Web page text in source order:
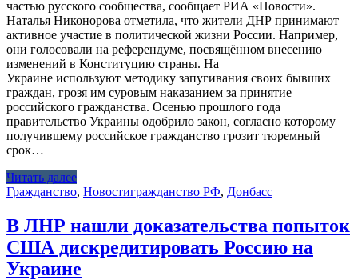
частью русского сообщества, сообщает РИА «Новости».
Наталья Никонорова отметила, что жители ДНР принимают
активное участие в политической жизни России. Например,
они голосовали на референдуме, посвящённом внесению
изменений в Конституцию страны. На
Украине используют методику запугивания своих бывших
граждан, грозя им суровым наказанием за принятие
российского гражданства. Осенью прошлого года
правительство Украины одобрило закон, согласно которому
получившему российское гражданство грозит тюремный
срок…
Читать далее
Гражданство, Новостигражданство РФ, Донбасс
В ЛНР нашли доказательства попыток
США дискредитировать Россию на
Украине